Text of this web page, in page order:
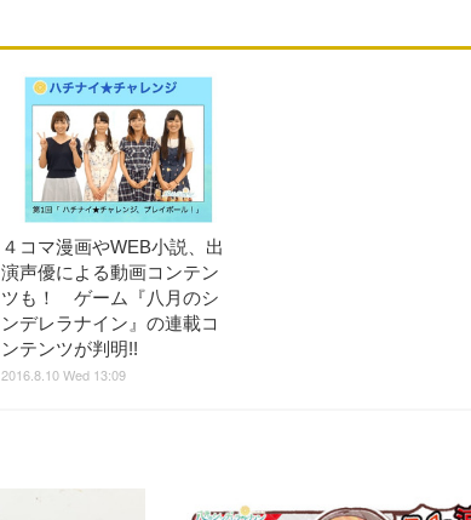
４コマ漫画やWEB小説、出
演声優による動画コンテン
ツも！ ゲーム『八月のシ
ンデレラナイン』の連載コ
ンテンツが判明!!
2016.8.10 Wed 13:09